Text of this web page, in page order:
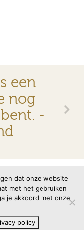
een
nog
-
Privacyverklaring
Site doormemento
dat onze website
met het gebruiken
je akkoord met onze
policy